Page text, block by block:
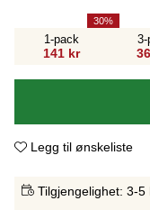
1-pack
141 kr
30
3-
Legg til ønskeliste
Tilgjengelighet: 3-5